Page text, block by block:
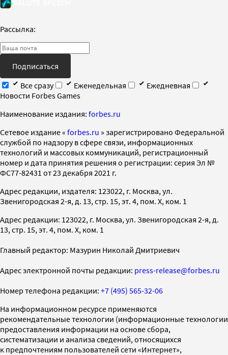
Рассылка:
Подписаться
Все сразу
Еженедельная
Ежедневная
Новости Forbes Games
Наименование издания: forbes.ru
Cетевое издание « forbes.ru » зарегистрировано Федеральной
службой по надзору в сфере связи, информационных
технологий и массовых коммуникаций, регистрационный
номер и дата принятия решения о регистрации: серия Эл №
ФС77-82431 от 23 декабря 2021 г.
Адрес редакции, издателя: 123022, г. Москва, ул.
Звенигородская 2-я, д. 13, стр. 15, эт. 4, пом. X, ком. 1
Адрес редакции: 123022, г. Москва, ул. Звенигородская 2-я, д.
13, стр. 15, эт. 4, пом. X, ком. 1
Главный редактор: Мазурин Николай Дмитриевич
Адрес электронной почты редакции: press-release@forbes.ru
Номер телефона редакции: +7 (495) 565-32-06
На информационном ресурсе применяются
рекомендательные технологии (информационные технологии
предоставления информации на основе сбора,
систематизации и анализа сведений, относящихся
к предпочтениям пользователей сети «Интернет»,